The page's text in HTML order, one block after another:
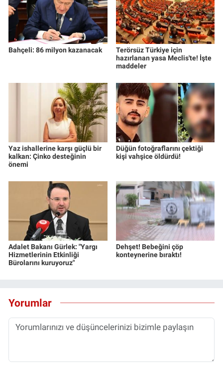
Bahçeli: 86 milyon kazanacak
Terörsüz Türkiye için
hazırlanan yasa Meclis'te! İşte
maddeler
Yaz ishallerine karşı güçlü bir
kalkan: Çinko desteğinin
önemi
Düğün fotoğraflarını çektiği
kişi vahşice öldürdü!
Adalet Bakanı Gürlek: "Yargı
Hizmetlerinin Etkinliği
Bürolarını kuruyoruz"
Dehşet! Bebeğini çöp
konteynerine bıraktı!
Yorumlar